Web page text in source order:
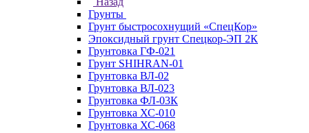
Грунты
Грунт быстросохнущий «СпецКор»
Эпоксидный грунт Спецкор-ЭП 2К
Грунтовка ГФ-021
Грунт SHIHRAN-01
Грунтовка ВЛ-02
Грунтовка ВЛ-023
Грунтовка ФЛ-03К
Грунтовка ХС-010
Грунтовка ХС-068